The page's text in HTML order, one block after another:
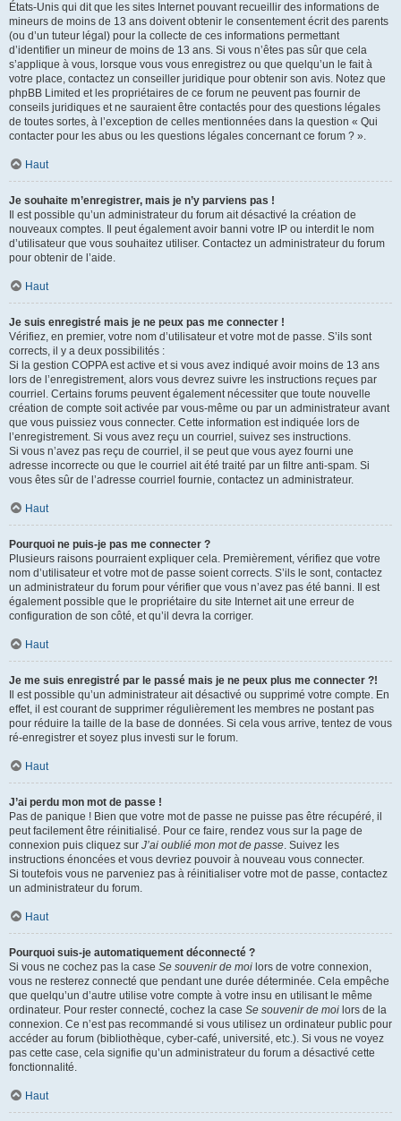
États-Unis qui dit que les sites Internet pouvant recueillir des informations de
mineurs de moins de 13 ans doivent obtenir le consentement écrit des parents
(ou d’un tuteur légal) pour la collecte de ces informations permettant
d’identifier un mineur de moins de 13 ans. Si vous n’êtes pas sûr que cela
s’applique à vous, lorsque vous vous enregistrez ou que quelqu’un le fait à
votre place, contactez un conseiller juridique pour obtenir son avis. Notez que
phpBB Limited et les propriétaires de ce forum ne peuvent pas fournir de
conseils juridiques et ne sauraient être contactés pour des questions légales
de toutes sortes, à l’exception de celles mentionnées dans la question « Qui
contacter pour les abus ou les questions légales concernant ce forum ? ».
Haut
Je souhaite m’enregistrer, mais je n’y parviens pas !
Il est possible qu’un administrateur du forum ait désactivé la création de
nouveaux comptes. Il peut également avoir banni votre IP ou interdit le nom
d’utilisateur que vous souhaitez utiliser. Contactez un administrateur du forum
pour obtenir de l’aide.
Haut
Je suis enregistré mais je ne peux pas me connecter !
Vérifiez, en premier, votre nom d’utilisateur et votre mot de passe. S’ils sont
corrects, il y a deux possibilités :
Si la gestion COPPA est active et si vous avez indiqué avoir moins de 13 ans
lors de l’enregistrement, alors vous devrez suivre les instructions reçues par
courriel. Certains forums peuvent également nécessiter que toute nouvelle
création de compte soit activée par vous-même ou par un administrateur avant
que vous puissiez vous connecter. Cette information est indiquée lors de
l’enregistrement. Si vous avez reçu un courriel, suivez ses instructions.
Si vous n’avez pas reçu de courriel, il se peut que vous ayez fourni une
adresse incorrecte ou que le courriel ait été traité par un filtre anti-spam. Si
vous êtes sûr de l’adresse courriel fournie, contactez un administrateur.
Haut
Pourquoi ne puis-je pas me connecter ?
Plusieurs raisons pourraient expliquer cela. Premièrement, vérifiez que votre
nom d’utilisateur et votre mot de passe soient corrects. S’ils le sont, contactez
un administrateur du forum pour vérifier que vous n’avez pas été banni. Il est
également possible que le propriétaire du site Internet ait une erreur de
configuration de son côté, et qu’il devra la corriger.
Haut
Je me suis enregistré par le passé mais je ne peux plus me connecter ?!
Il est possible qu’un administrateur ait désactivé ou supprimé votre compte. En
effet, il est courant de supprimer régulièrement les membres ne postant pas
pour réduire la taille de la base de données. Si cela vous arrive, tentez de vous
ré-enregistrer et soyez plus investi sur le forum.
Haut
J’ai perdu mon mot de passe !
Pas de panique ! Bien que votre mot de passe ne puisse pas être récupéré, il
peut facilement être réinitialisé. Pour ce faire, rendez vous sur la page de
connexion puis cliquez sur J’ai oublié mon mot de passe. Suivez les
instructions énoncées et vous devriez pouvoir à nouveau vous connecter.
Si toutefois vous ne parveniez pas à réinitialiser votre mot de passe, contactez
un administrateur du forum.
Haut
Pourquoi suis-je automatiquement déconnecté ?
Si vous ne cochez pas la case Se souvenir de moi lors de votre connexion,
vous ne resterez connecté que pendant une durée déterminée. Cela empêche
que quelqu’un d’autre utilise votre compte à votre insu en utilisant le même
ordinateur. Pour rester connecté, cochez la case Se souvenir de moi lors de la
connexion. Ce n’est pas recommandé si vous utilisez un ordinateur public pour
accéder au forum (bibliothèque, cyber-café, université, etc.). Si vous ne voyez
pas cette case, cela signifie qu’un administrateur du forum a désactivé cette
fonctionnalité.
Haut